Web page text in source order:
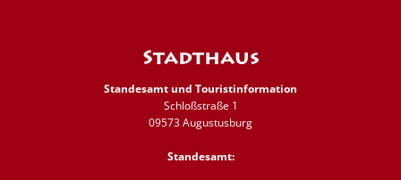
Stadthaus
Standesamt und Touristinformation
Schloßstraße 1
09573 Augustusburg
Standesamt: